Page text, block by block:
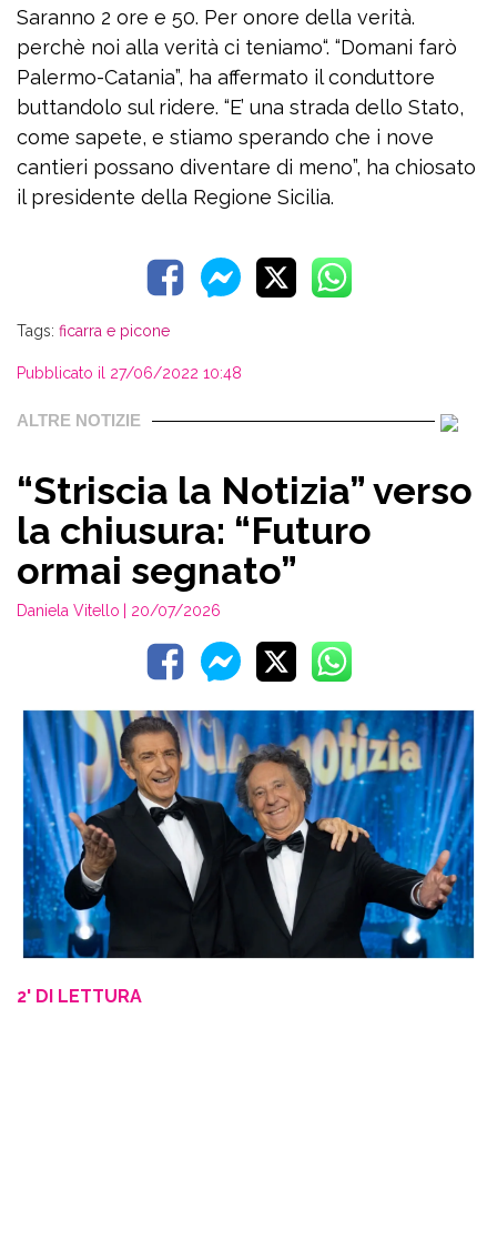
Saranno 2 ore e 50. Per onore della verità.
perchè noi alla verità ci teniamo“. “Domani farò
Palermo-Catania”, ha affermato il conduttore
buttandolo sul ridere. “E’ una strada dello Stato,
come sapete, e stiamo sperando che i nove
cantieri possano diventare di meno”, ha chiosato
il presidente della Regione Sicilia.
Tags: ficarra e picone
Pubblicato il 27/06/2022 10:48
ALTRE NOTIZIE
“Striscia la Notizia” verso
la chiusura: “Futuro
ormai segnato”
Daniela Vitello | 20/07/2026
2' DI LETTURA